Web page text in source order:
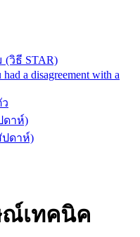
วิธี STAR)
a disagreement with a
ดาห์)
ปดาห์)
ณ์เทคนิค